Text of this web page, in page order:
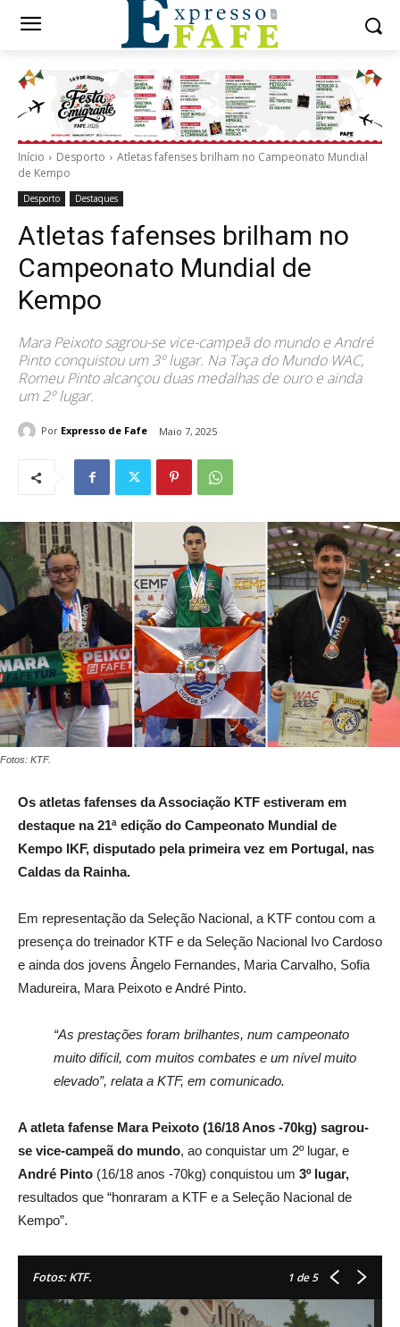
Início Desporto
Atletas fafenses brilham no Campeonato Mundial
de Kempo
Desporto Destaques
Atletas fafenses brilham no
Campeonato Mundial de
Kempo
Mara Peixoto sagrou-se vice-campeã do mundo e André
Pinto conquistou um 3º lugar. Na Taça do Mundo WAC,
Romeu Pinto alcançou duas medalhas de ouro e ainda
um 2º lugar.
Por Expresso de Fafe Maio 7, 2025
Fotos: KTF.
Os atletas fafenses da Associação KTF estiveram em
destaque na 21ª edição do Campeonato Mundial de
Kempo IKF, disputado pela primeira vez em Portugal, nas
Caldas da Rainha.
Em representação da Seleção Nacional, a KTF contou com a
presença do treinador KTF e da Seleção Nacional Ivo Cardoso
e ainda dos jovens Ângelo Fernandes, Maria Carvalho, Sofia
Madureira, Mara Peixoto e André Pinto.
“As prestações foram brilhantes, num campeonato
muito difícil, com muitos combates e um nível muito
elevado”, relata a KTF, em comunicado.
A atleta fafense Mara Peixoto (16/18 Anos -70kg) sagrou-
se vice-campeã do mundo, ao conquistar um 2º lugar, e
André Pinto (16/18 anos -70kg) conquistou um 3º lugar,
resultados que “honraram a KTF e a Seleção Nacional de
Kempo”.
Fotos: KTF. 1 de 5